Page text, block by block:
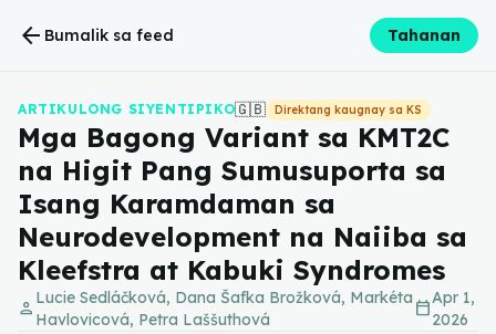
arrow_back Bumalik sa feed Tahanan
ARTIKULONG SIYENTIPIKO🇬🇧 Direktang kaugnay sa KS
Mga Bagong Variant sa KMT2C
na Higit Pang Sumusuporta sa
Isang Karamdaman sa
Neurodevelopment na Naiiba sa
Kleefstra at Kabuki Syndromes
person Lucie Sedláčková, Dana Šafka Brožková, Markéta
Havlovicová, Petra Laššuthová
calendar_todayApr 1,
2026